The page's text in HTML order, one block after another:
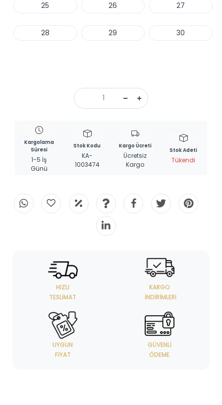
25 26 27
28 29 30
Kargolama
Süresi
1-5 İş
Günü
Stok Kodu
KA-
1003474
Kargo Ücreti
Ücretsiz
Kargo
Stok Adeti
Tükendi
HIZLI
TESLIMAT
KARGO
İNDIRIMLERI
UYGUN
FIYAT
GÜVENLI
ÖDEME